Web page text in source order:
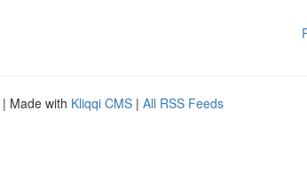
| Made with Kliqqi CMS | All RSS Feeds